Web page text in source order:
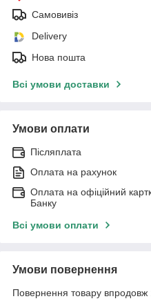
Самовивіз
Delivery
Нова пошта
Всі умови доставки
Умови оплати
Післяплата
Оплата на рахунок
Оплата на офіційний
Банку
Всі умови оплати
Умови повернення
Повернення товару впродовж